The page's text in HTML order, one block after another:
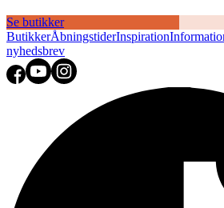
Se butikker
ButikkerÅbningstiderInspiration
nyhedsbrev